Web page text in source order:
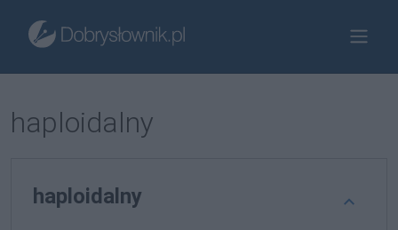
haploidalny
haploidalny